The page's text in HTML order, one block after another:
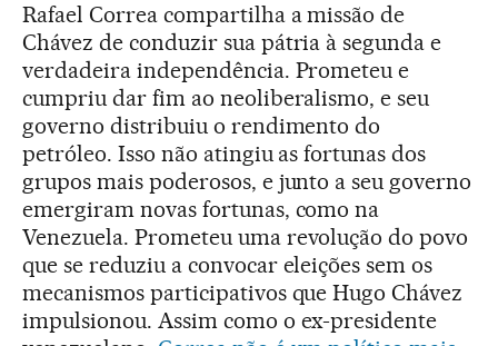
Rafael Correa compartilha a missão de
Chávez de conduzir sua pátria à segunda e
verdadeira independência. Prometeu e
cumpriu dar fim ao neoliberalismo, e seu
governo distribuiu o rendimento do
petróleo. Isso não atingiu as fortunas dos
grupos mais poderosos, e junto a seu governo
emergiram novas fortunas, como na
Venezuela. Prometeu uma revolução do povo
que se reduziu a convocar eleições sem os
mecanismos participativos que Hugo Chávez
impulsionou. Assim como o ex-presidente